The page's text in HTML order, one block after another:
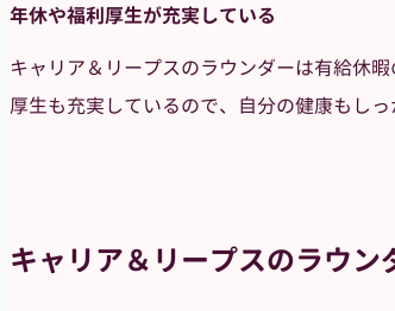
年休や福利厚生が充実している
キャリア＆リープスのラウンダーは有給休
厚生も充実しているので、自分の健康もしっ
キャリア＆リープスのラウン